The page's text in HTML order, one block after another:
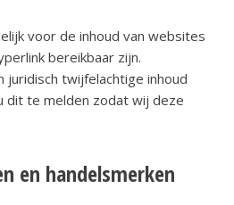
voor de inhoud van websites
bereikbaar zijn.
juridisch twijfelachtige inhoud
dit te melden zodat wij deze
en handelsmerken